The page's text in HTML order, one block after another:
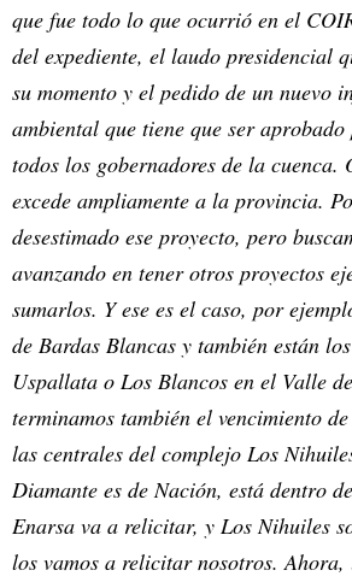
que fue todo lo que ocurrió en el
del expediente, el laudo presidencial
su momento y el pedido de un nuevo
ambiental que tiene que ser
todos los gobernadores de la cuenca.
excede ampliamente a la provincia.
desestimado ese proyecto, pero
avanzando en tener otros proyectos
sumarlos. Y ese es el caso, por
de Bardas Blancas y también están
Uspallata o Los Blancos en el Valle
terminamos también el vencimiento
las centrales del complejo Los
Diamante es de Nación, está dentro
Enarsa va a relicitar, y Los Nihuiles
los vamos a relicitar nosotros.